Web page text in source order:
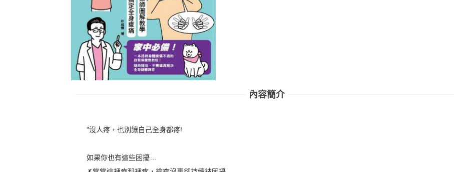
內容簡介
"沒人疼，也別讓自己全身都疼!
如果你也有這些困擾…